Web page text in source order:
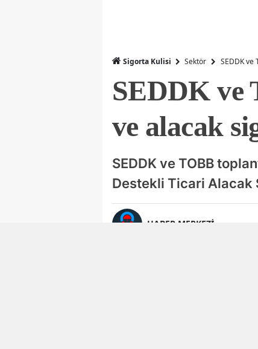
Sigorta Kulisi Sektör SEDDK ve
SEDDK ve
ve alacak
SEDDK ve TOBB
Destekli Ticari Alacak
HABER MERKEZİ